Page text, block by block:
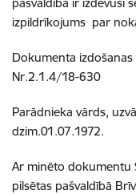
izpildrīkojums par
Dokumenta
Nr.2.1.4/18-630
Parādnieka vārds,
dzim.01.07.1972.
Ar minēto dokumentu
pilsētas pašvaldībā